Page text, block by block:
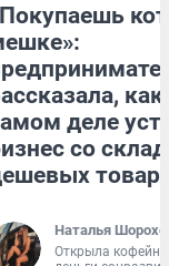
как
деле
со
Наталья
Открыла